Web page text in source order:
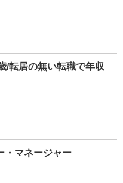
/転居の無い転職で年収
・マネージャー